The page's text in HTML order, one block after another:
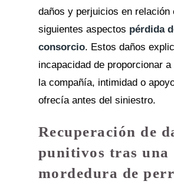
daños y perjuicios en relación
siguientes aspectos pérdida
consorcio. Estos daños
incapacidad de proporcionar
la compañía, intimidad o
ofrecía antes del siniestro.
Recuperación de
punitivos tras una
mordedura de